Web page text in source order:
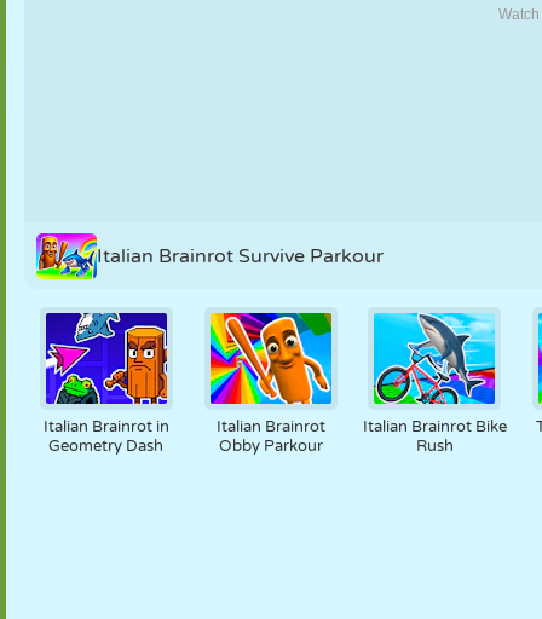
TRULL
Italian Brainrot Survive Parkour
Italian Brainrot in
Geometry Dash
Italian Brainrot
Obby Parkour
Italian Brainrot Bike
Rush